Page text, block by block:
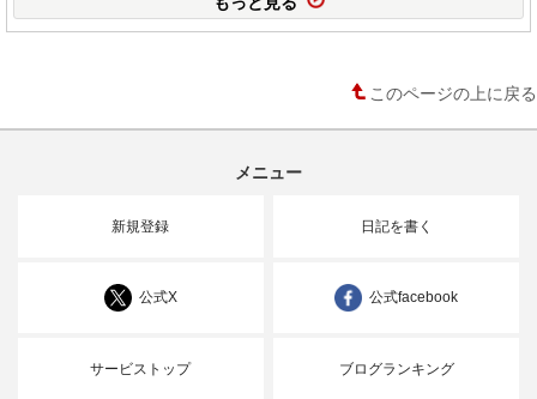
このページの上に戻る
メニュー
新規登録 日記を書く
公式X 公式facebook
サービストップ ブログランキング